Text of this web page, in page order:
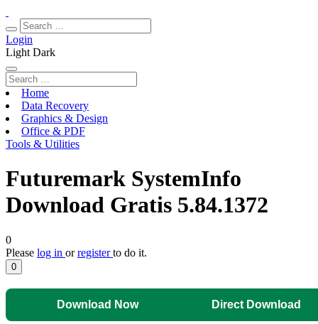
Login
Light Dark
Home
Data Recovery
Graphics & Design
Office & PDF
Tools & Utilities
Futuremark SystemInfo
Download Gratis 5.84.1372
0
Please log in orregisterto do it.
0
Download Now Direct Download